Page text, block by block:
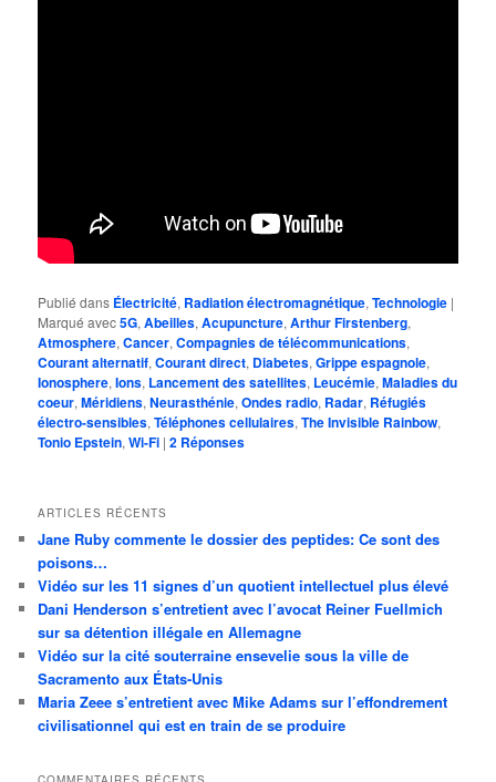
Publié dans Électricité, Radiation électromagnétique,Technologie |
Marqué avec5G,Abeilles,Acupuncture,Arthur Firstenberg,
Atmosphere,Cancer,Compagnies de télécommunications,
Courant alternatif,Courant direct, Diabetes,Grippe espagnole,
Ionosphere,Ions, Lancement des satellites, Leucémie,Maladies du
coeur,Méridiens,Neurasthénie,Ondes radio, Radar, Réfugiés
électro-sensibles,Téléphones cellulaires,The Invisible Rainbow,
Tonio Epstein,Wi-Fi |2 Réponses
ARTICLES RÉCENTS
Jane Ruby commente le dossier des peptides: Ce sont des
poisons…
Vidéo sur les 11 signes d’un quotient intellectuel plus élevé
Dani Henderson s’entretient avec l’avocat Reiner Fuellmich
sur sa détention illégale en Allemagne
Vidéo sur la cité souterraine ensevelie sous la ville de
Sacramento aux États-Unis
Maria Zeee s’entretient avec Mike Adams sur l’effondrement
civilisationnel qui est en train de se produire